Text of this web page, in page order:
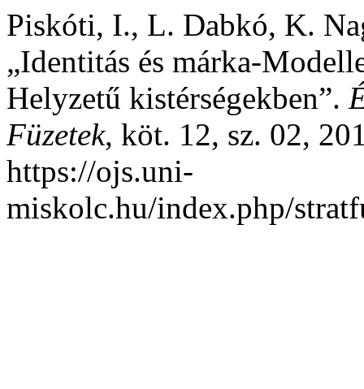
Piskóti, I., L. Dabkó, K.
„Identitás és márka-
Helyzetű kistérségekben”.
Füzetek, köt. 12, sz. 02,
https://ojs.uni-
miskolc.hu/index.php/